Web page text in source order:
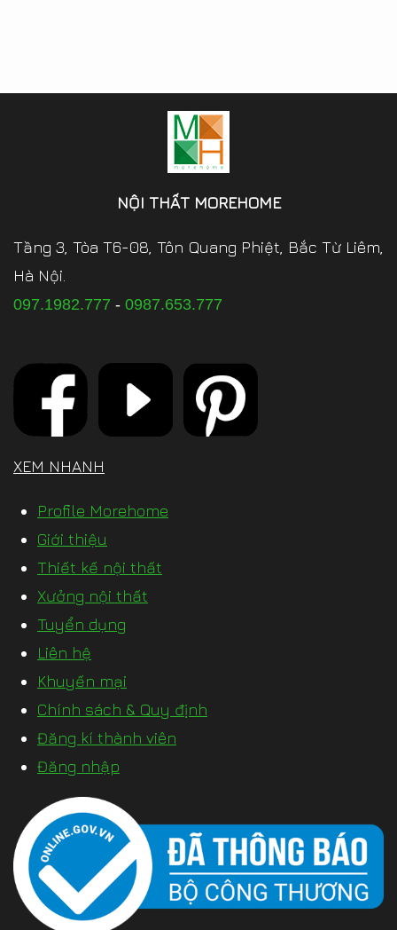
NỘI THẤT MOREHOME
Tầng 3, Tòa T6-08, Tôn Quang Phiệt, Bắc Từ Liêm,
Hà Nội.
097.1982.777 - 0987.653.777
XEM NHANH
Profile Morehome
Giới thiệu
Thiết kế nội thất
Xưởng nội thất
Tuyển dụng
Liên hệ
Khuyến mại
Chính sách & Quy định
Đăng kí thành viên
Đăng nhập